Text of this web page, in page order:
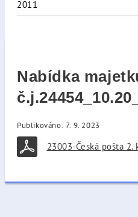
2011
Nabídka
Publikováno: 7. 9. 2023
23003-Česká pošta 2.